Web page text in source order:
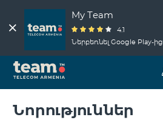
My Team
4.1
Ներբեռնել Google Play-ից
Նորություններ